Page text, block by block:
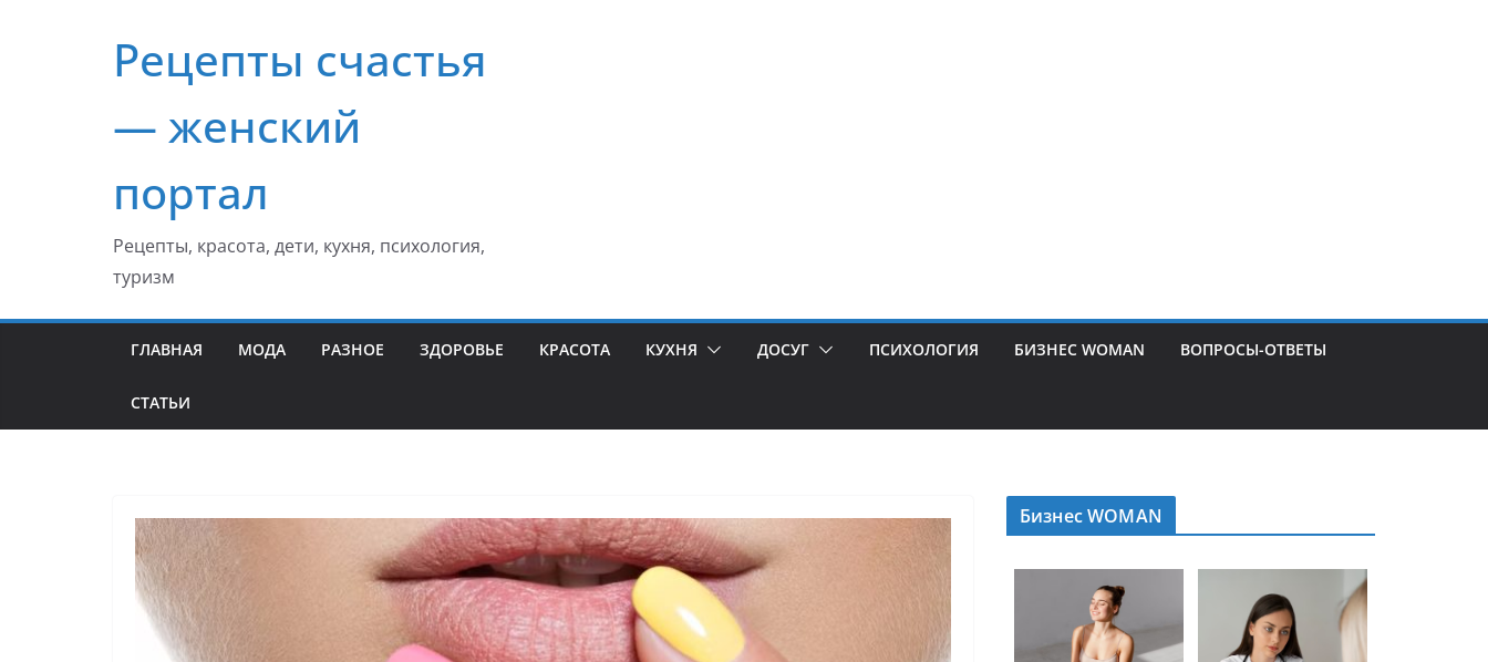
содержимомуРецепты счастья
— женский
портал
Рецепты, красота, дети, кухня, психология,
туризм
ГЛАВНАЯ МОДА РАЗНОЕ ЗДОРОВЬЕ КРАСОТА КУХНЯ ДОСУГ ПСИХОЛОГИЯ БИЗНЕС WOMAN ВОПРОСЫ-ОТВЕТЫ
СТАТЬИ
Бизнес WOMAN